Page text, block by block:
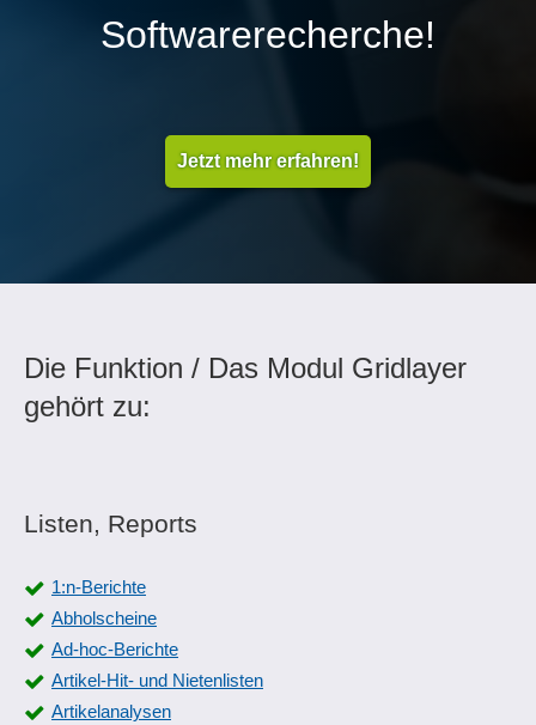
Softwarerecherche!
Jetzt mehr erfahren!
Die Funktion / Das Modul Gridlayer
gehört zu:
Listen, Reports
1:n-Berichte
Abholscheine
Ad-hoc-Berichte
Artikel-Hit- und Nietenlisten
Artikelanalysen